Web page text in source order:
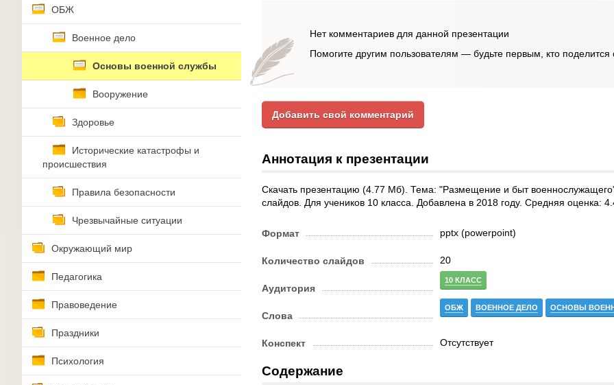
ОБЖ
Военное дело
Основы военной службы
Вооружение
Здоровье
Исторические катастрофы и
происшествия
Правила безопасности
Чрезвычайные ситуации
Окружающий мир
Педагогика
Правоведение
Праздники
Психология
Нет комментариев для данной презентации
Помогите другим пользователям — будьте первым, кто
Добавить свой комментарий
Аннотация к презентации
Скачать презентацию (4.77 Мб). Тема: "Размещение и быт
слайдов. Для учеников 10 класса. Добавлена в 2018 году. Средняя оценка:
Формат pptx (powerpoint)
Количество слайдов 20
Аудитория
10 КЛАСС
Слова
ОБЖ ВОЕННОЕ ДЕЛО ОСНОВЫ
Конспект Отсутствует
Содержание